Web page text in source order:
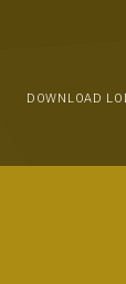
DOWNLOAD